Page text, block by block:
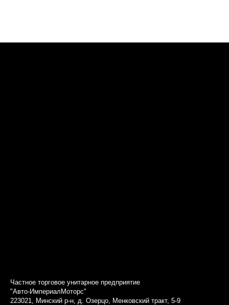
Частное торговое унитарное предприятие
"Авто-ИмпериалМоторс"
223021, Минский р-н, д. Озерцо, Менковский тракт, 5-9